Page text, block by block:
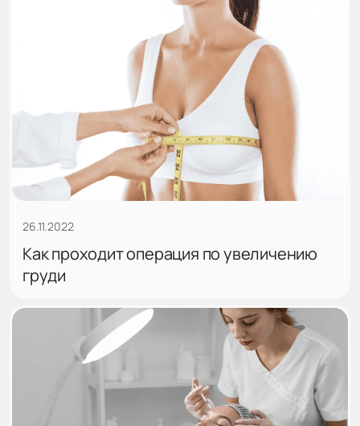
26.11.2022
Как проходит операция по увеличению
груди